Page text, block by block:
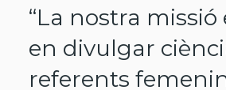
“La nostra missió
en divulgar
referents